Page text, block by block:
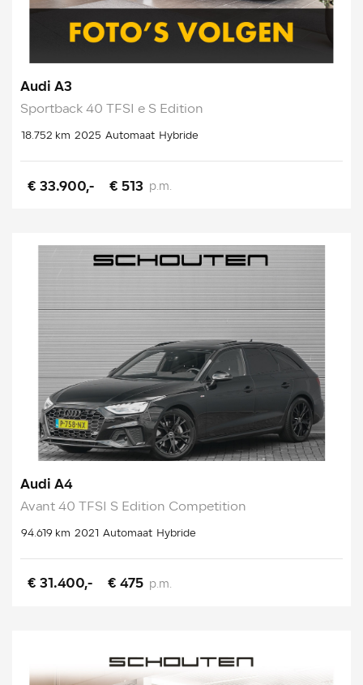
Audi A3
Sportback 40 TFSI e S Edition
18.752 km 2025 Automaat Hybride
€ 33.900,- € 513 p.m.
Audi A4
Avant 40 TFSI S Edition Competition
94.619 km 2021 Automaat Hybride
€ 31.400,- € 475 p.m.